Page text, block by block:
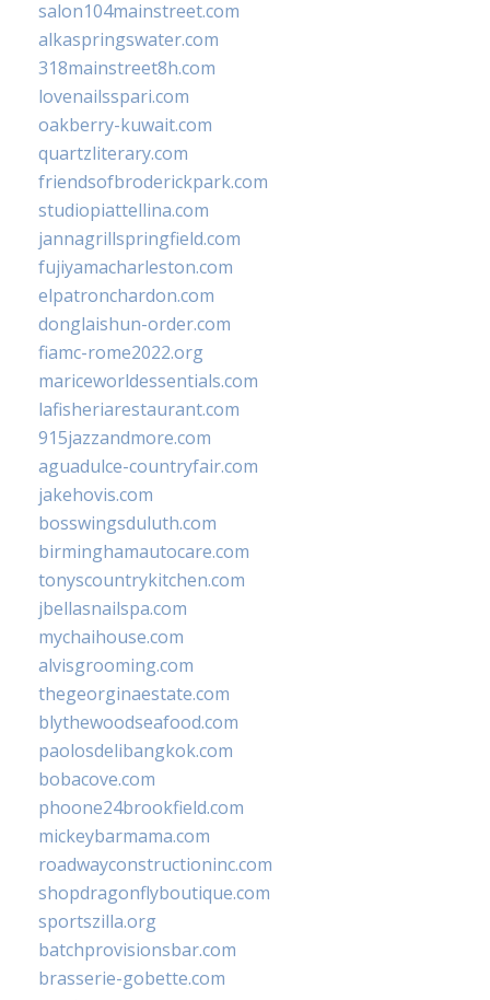
salon104mainstreet.com
alkaspringswater.com
318mainstreet8h.com
lovenailsspari.com
oakberry-kuwait.com
quartzliterary.com
friendsofbroderickpark.com
studiopiattellina.com
jannagrillspringfield.com
fujiyamacharleston.com
elpatronchardon.com
donglaishun-order.com
fiamc-rome2022.org
mariceworldessentials.com
lafisheriarestaurant.com
915jazzandmore.com
aguadulce-countryfair.com
jakehovis.com
bosswingsduluth.com
birminghamautocare.com
tonyscountrykitchen.com
jbellasnailspa.com
mychaihouse.com
alvisgrooming.com
thegeorginaestate.com
blythewoodseafood.com
paolosdelibangkok.com
bobacove.com
phoone24brookfield.com
mickeybarmama.com
roadwayconstructioninc.com
shopdragonflyboutique.com
sportszilla.org
batchprovisionsbar.com
brasserie-gobette.com